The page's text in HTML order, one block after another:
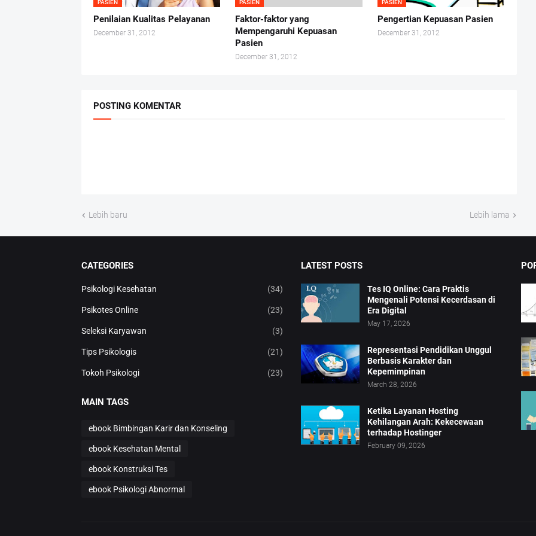
PASIEN
Penilaian Kualitas Pelayanan
December 31, 2012
PASIEN
Faktor-faktor yang
Mempengaruhi Kepuasan
Pasien
December 31, 2012
PASIEN
Pengertian Kepuasan Pasien
December 31, 2012
POSTING KOMENTAR
Lebih baru Lebih lama
CATEGORIES
Psikologi Kesehatan (34)
Psikotes Online (23)
Seleksi Karyawan (3)
Tips Psikologis (21)
Tokoh Psikologi (23)
MAIN TAGS
ebook Bimbingan Karir dan Konseling
ebook Kesehatan Mental
ebook Konstruksi Tes
ebook Psikologi Abnormal
LATEST POSTS
Tes IQ Online: Cara Praktis
Mengenali Potensi Kecerdasan di
Era Digital
May 17, 2026
Representasi Pendidikan Unggul
Berbasis Karakter dan
Kepemimpinan
March 28, 2026
Ketika Layanan Hosting
Kehilangan Arah: Kekecewaan
terhadap Hostinger
February 09, 2026